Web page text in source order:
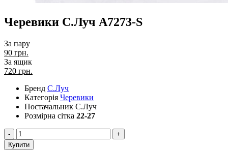
Черевики С.Луч A7273-S
За пару
90 грн.
За ящик
720 грн.
Бренд С.Луч
Категорія Черевики
Постачальник С.Луч
Розмірна сітка 22-27
-
+
Купити